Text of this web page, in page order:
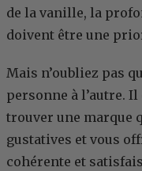
de la vanille, la
doivent être une
Mais n’oubliez pas
personne à l’autre.
trouver une marque
gustatives et vous
cohérente et